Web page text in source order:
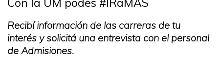
Recibí información de las carreras de tu
interés y solicitá una entrevista con el personal
de Admisiones.